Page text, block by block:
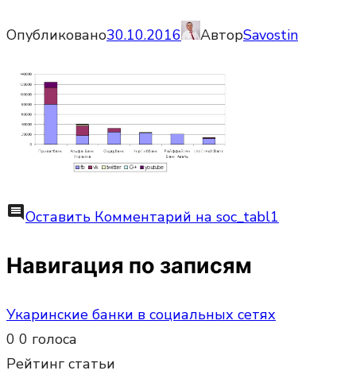
Опубликовано30.10.2016 АвторSavostin
commentОставить Комментарий на soc_tabl1
Навигация по записям
Укаринские банки в социальных сетях
0 0 голоса
Рейтинг статьи